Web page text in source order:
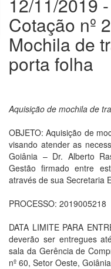
Cotação nº
Mochila de
porta folha
Aquisição de mochila de
OBJETO: Aquisição de
visando atender as
Goiânia – Dr. Alberto
Gestão firmado entre
através de sua Secretaria
PROCESSO: 2019005218
DATA LIMITE PARA
deverão ser entregues
sala da Gerência de
nº 60, Setor Oeste,